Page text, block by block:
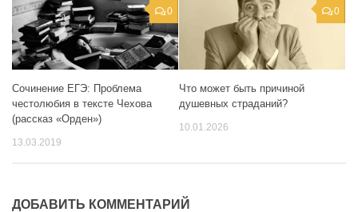
0
Сочинение ЕГЭ: Проблема
честолюбия в тексте Чехова
(рассказ «Орден»)
13.03.2019
0
Что может быть причиной
душевных страданий?
10.01.2026
ДОБАВИТЬ КОММЕНТАРИЙ